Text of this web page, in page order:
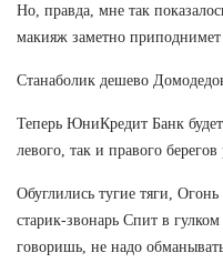
Но, правда, мне так
макияж заметно приподнимет
Станаболик дешево
Теперь ЮниКредит Банк
левого, так и правого берегов
Обуглились тугие тяги,
старик-звонарь Спит в
говоришь, не надо